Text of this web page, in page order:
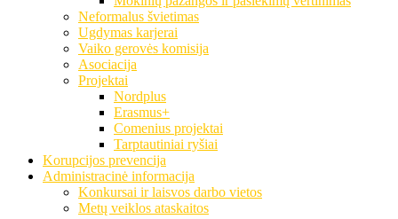
Neformalus švietimas
Ugdymas karjerai
Vaiko gerovės komisija
Asociacija
Projektai
Nordplus
Erasmus+
Comenius projektai
Tarptautiniai ryšiai
Korupcijos prevencija
Administracinė informacija
Konkursai ir laisvos darbo vietos
Metų veiklos ataskaitos